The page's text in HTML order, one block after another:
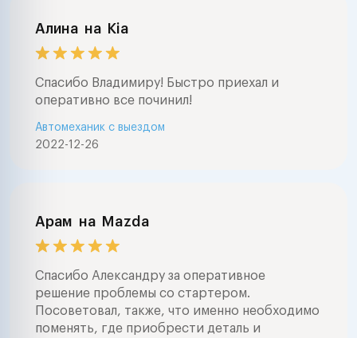
Алина на Kia
Спасибо Владимиру! Быстро приехал и
оперативно все починил!
2022-12-26
Автомеханик с выездом
Арам на Mazda
Спасибо Александру за оперативное
решение проблемы со стартером.
Посоветовал, также, что именно необходимо
поменять, где приобрести деталь и